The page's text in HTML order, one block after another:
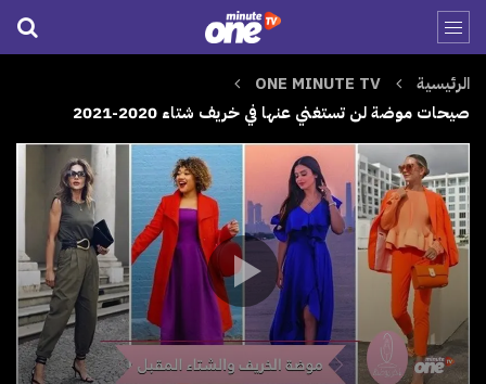
الرئيسية
ONE MINUTE TV
صيحات موضة لن تستغني عنها في خريف شتاء 2020-2021